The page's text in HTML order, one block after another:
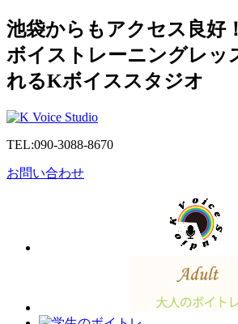
池袋からもアクセス良好
ボイストレーニングレッ
れるKボイススタジオ
TEL:090-3088-8670
お問い合わせ